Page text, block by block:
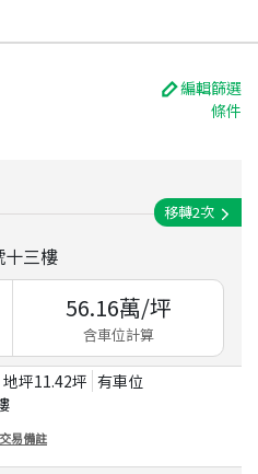
編輯篩選
條件
三樓
移轉2次
56.16萬/坪
含車位計算
地坪11.42坪 有車位
交易備註